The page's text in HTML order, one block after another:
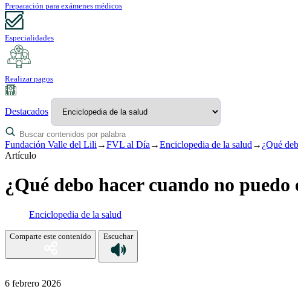
Preparación para exámenes médicos
Especialidades
Realizar pagos
Destacados
Fundación Valle del Lili →FVL al Día →Enciclopedia de la salud → ¿Qué
Artículo
¿Qué debo hacer cuando no
Enciclopedia de la salud
Comparte este contenido Escuchar
6 febrero 2026